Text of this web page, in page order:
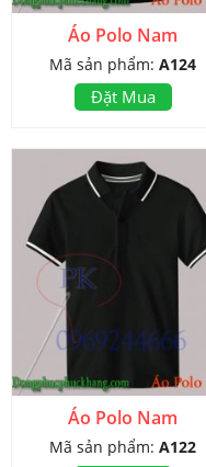
Áo Polo Nam
Mã sản phẩm: A124
Đặt Mua
Áo Polo Nam
Mã sản phẩm: A122